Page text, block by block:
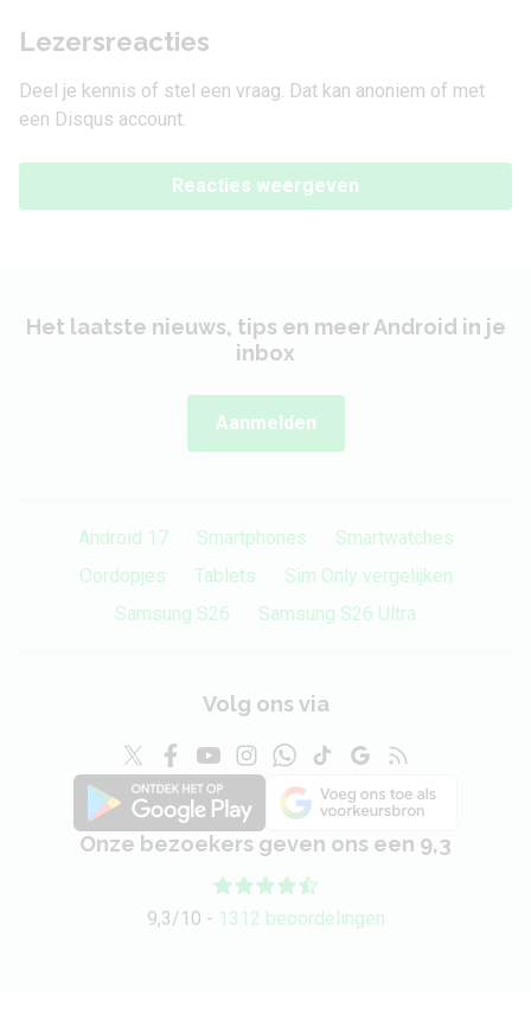
Lezersreacties
Deel je kennis of stel een vraag. Dat kan anoniem of met
een Disqus account.
Reacties weergeven
Het laatste nieuws, tips en meer Android in je
inbox
Aanmelden
Android 17 Smartphones
Smartwatches
Oordopjes
Tablets
Sim Only vergelijken
Samsung S26
Samsung S26 Ultra
Volg ons via
Onze bezoekers geven ons een 9,3
9,3/10 - 1312 beoordelingen